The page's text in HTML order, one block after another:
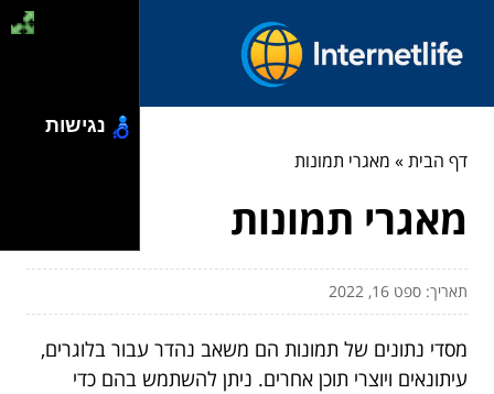
דף הבית» מאגרי תמונות
מאגרי תמונות
תאריך: ספט 16, 2022
מסדי נתונים של תמונות הם משאב נהדר עבור בלוגרים,
עיתונאים ויוצרי תוכן אחרים. ניתן להשתמש בהם כדי
נגישות